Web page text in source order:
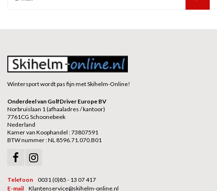
Wintersport wordt pas fijn met Skihelm-Online!
Onderdeel van GolfDriver Europe BV
Norbruislaan 1 (afhaaladres / kantoor)
7761CG Schoonebeek
Nederland
Kamer van Koophandel : 73807591
BTW nummer : NL 8596.71.070.B01
Telefoon
0031 (0)85 - 13 07 417
E-mail
Klantenservice@skihelm-online.nl